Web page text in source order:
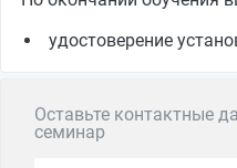
удостоверение
Оставьте контактные
семинар